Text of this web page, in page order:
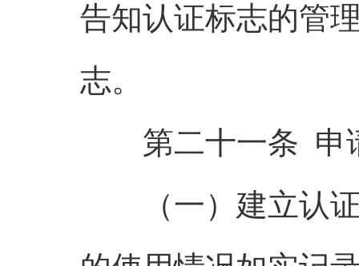
告知认证标志的管
志。
第二十一条 申
（一）建立认证